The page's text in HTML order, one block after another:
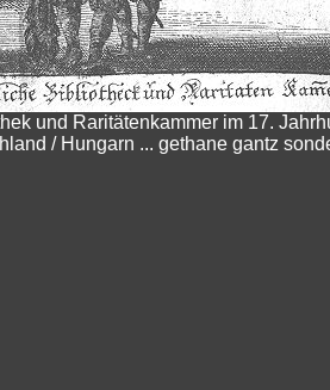
und Raritätenkammer im 17.
/ Hungarn ... gethane gantz